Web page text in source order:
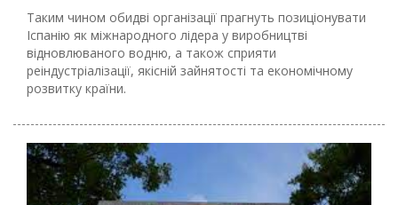
Таким чином обидві організації прагнуть позиціонувати
Іспанію як міжнародного лідера у виробництві
відновлюваного водню, а також сприяти
реіндустріалізації, якісній зайнятості та економічному
розвитку країни.